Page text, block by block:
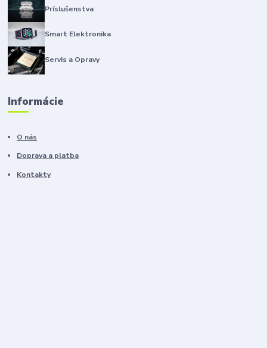
Príslušenstva
Smart Elektronika
Servis a Opravy
Informácie
O nás
Doprava a platba
Kontakty